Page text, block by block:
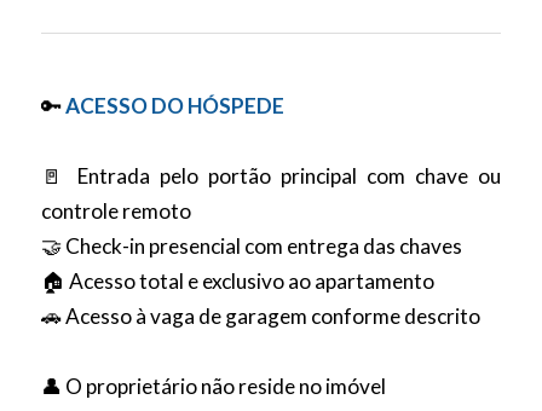
🔑ACESSO DO HÓSPEDE
🚪 Entrada pelo portão principal com chave ou
controle remoto
🤝 Check-in presencial com entrega das chaves
🏠 Acesso total e exclusivo ao apartamento
🚗 Acesso à vaga de garagem conforme descrito
👤 O proprietário não reside no imóvel